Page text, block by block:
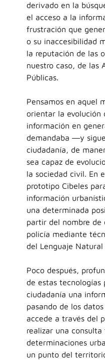
derivado en la
el acceso a la
frustración que
o su inaccesibilidad
la reputación de las
nuestro caso, de las
Públicas.
Pensamos en aquel
orientar la evolución
información en
demandaba ―y
ciudadanía, de
sea capaz de
la sociedad civil. En
prototipo Cibeles
información
una determinada
partir del nombre de
policía mediante
del Lenguaje
Poco después,
de estas tecnologías
ciudadanía una
pasando de los
accede a través del
realizar una
determinaciones
un punto del